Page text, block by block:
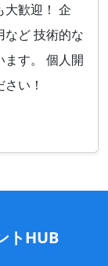
大歓迎！ 企
など 技術的な
ます。 個人開
い！
トHUB